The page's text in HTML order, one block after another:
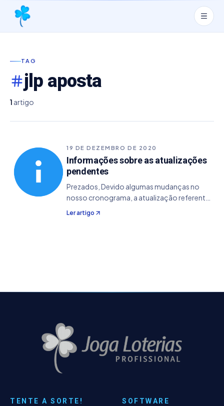
TAG
jlp aposta
1 artigo
19 DE DEZEMBRO DE 2020
Informações sobre as atualizações
pendentes
Prezados, Devido algumas mudanças no
nosso cronograma, a atualização referente
ao Super Sete teve um atraso inesperado. A
mesma já está concluída, estando agora na
Ler artigo
TENTE A SORTE! SOFTWARE